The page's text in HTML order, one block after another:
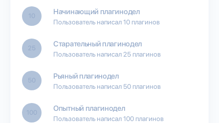
10 Начинающий плагинодел
Пользователь написал 10 плагинов
25 Старательный плагинодел
Пользователь написал 25 плагинов
50 Рьяный плагинодел
Пользователь написал 50 плагинов
100 Опытный плагинодел
Пользователь написал 100 плагинов